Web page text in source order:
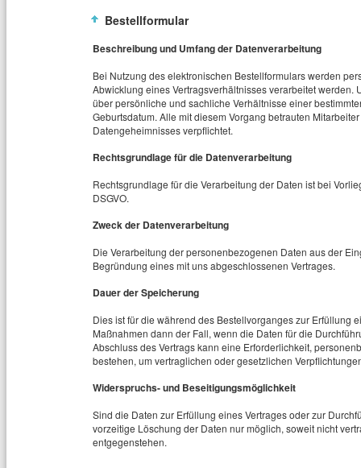
Bestellformular
Beschreibung und Umfang der Datenverarbeitung
Bei Nutzung des elektronischen Bestellformulars werden
Abwicklung eines Vertragsverhältnisses verarbeitet
über persönliche und sachliche Verhältnisse einer
Geburtsdatum. Alle mit diesem Vorgang betrauten
Datengeheimnisses verpflichtet.
Rechtsgrundlage für die Datenverarbeitung
Rechtsgrundlage für die Verarbeitung der Daten ist bei
DSGVO.
Zweck der Datenverarbeitung
Die Verarbeitung der personenbezogenen Daten aus der
Begründung eines mit uns abgeschlossenen Vertrages.
Dauer der Speicherung
Dies ist für die während des Bestellvorganges zur Erfüllung
Maßnahmen dann der Fall, wenn die Daten für die
Abschluss des Vertrags kann eine Erforderlichkeit,
bestehen, um vertraglichen oder gesetzlichen
Widerspruchs- und Beseitigungsmöglichkeit
Sind die Daten zur Erfüllung eines Vertrages oder zur
vorzeitige Löschung der Daten nur möglich, soweit nicht
entgegenstehen.